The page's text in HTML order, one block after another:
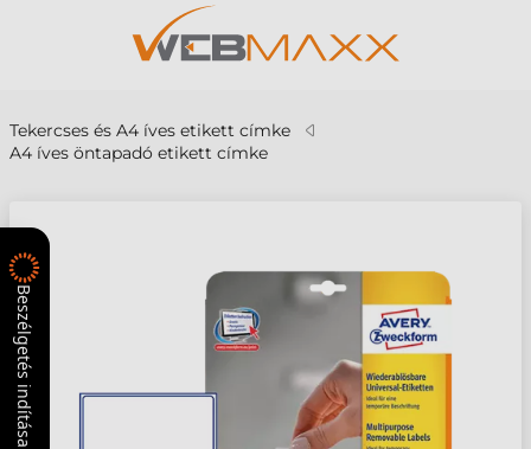
Tekercses és A4 íves etikett címke
A4 íves öntapadó etikett címke
Beszélgetés indítása